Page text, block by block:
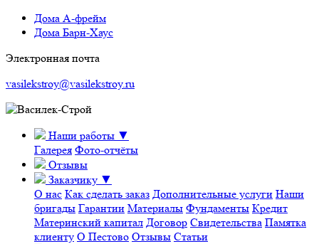
Дома А-фрейм
Дома Барн-Хаус
Электронная почта
vasilekstroy@vasilekstroy.ru
Наши работы ▼
Галерея Фото-отчёты
Отзывы
Заказчику ▼
О нас Как сделать заказ Дополнительные услуги Наши
бригады Гарантии Материалы Фундаменты Кредит
Материнский капитал Договор Свидетельства Памятка
клиенту О Пестово Отзывы Статьи